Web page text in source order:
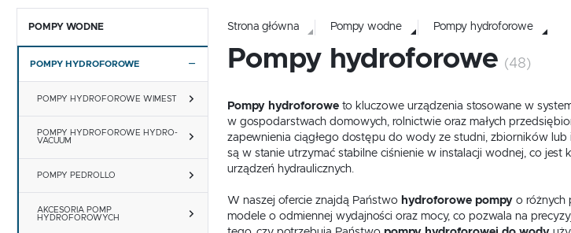
Export outside the EU Export inside the EU
Zapomniałem hasła
KATEGORIE
cyrkulacyjne
Sterowniki pomp C.O. i
Technologia kotłowni Magazyny energii
Gotowy na chłody Export outside the EU Export inside the EU
POMPY WODNE
POMPY HYDROFOROWE
POMPY HYDROFOROWE WIMEST
POMPY HYDROFOROWE HYDRO-
VACUUM
POMPY PEDROLLO
AKCESORIA POMP
HYDROFOROWYCH
Strona główna Pompy wodne Pompy hydroforowe
Pompy hydroforowe (48)
Pompy hydroforowe to kluczowe urządzenia stosowane w
w gospodarstwach domowych, rolnictwie oraz małych
zapewnienia ciągłego dostępu do wody ze studni, zbiorników
są w stanie utrzymać stabilne ciśnienie w instalacji wodnej, co
urządzeń hydraulicznych.
W naszej ofercie znajdą Państwo hydroforowe pompy o różnych
modele o odmiennej wydajności oraz mocy, co pozwala na